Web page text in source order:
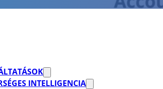
INTELLIGENCIA